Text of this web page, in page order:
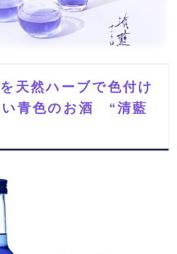
天然ハーブで色付け
い青色のお酒 “清藍